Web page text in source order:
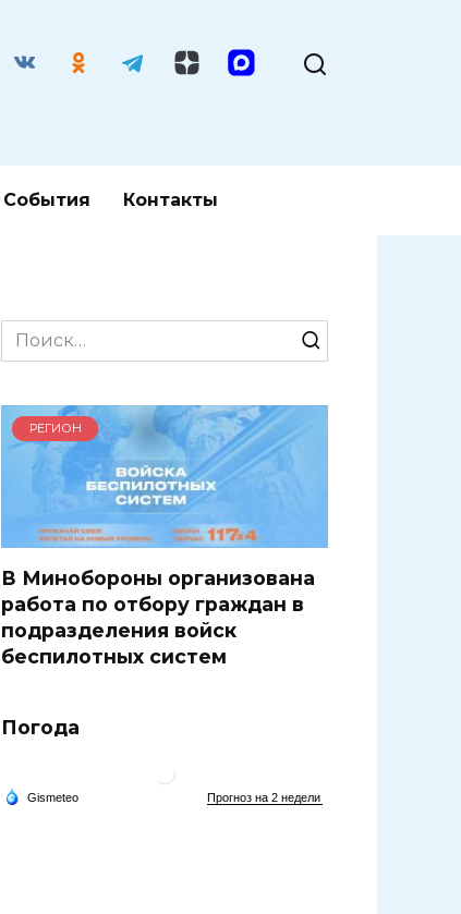
События Контакты
Search
for:
РЕГИОН
В Минобороны организована
работа по отбору граждан в
подразделения войск
беспилотных систем
Погода